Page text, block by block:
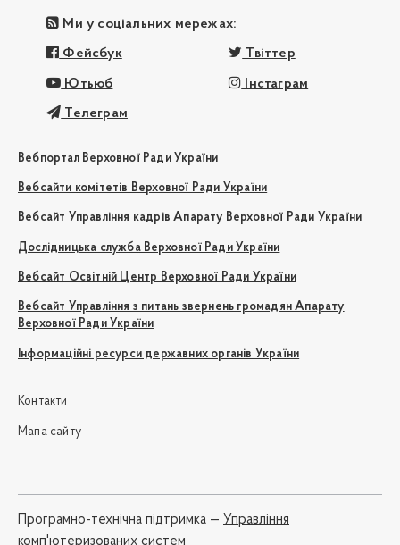
Ми у соціальних мережах:
Фейсбук Твіттер
Ютьюб Інстаграм
Телеграм
Вебпортал Верховної Ради України
Вебсайти комітетів Верховної Ради України
Вебсайт Управління кадрів Апарату Верховної Ради України
Дослідницька служба Верховної Ради України
Вебсайт Освітній Центр Верховної Ради України
Вебсайт Управління з питань звернень громадян Апарату
Верховної Ради України
Інформаційні ресурси державних органів України
Контакти
Мапа сайту
Програмно-технічна підтримка — Управління
комп'ютеризованих систем